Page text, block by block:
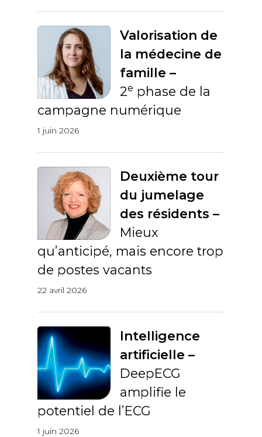
Valorisation de
la médecine de
famille –
2e phase de la
campagne numérique
1 juin 2026
Deuxième tour
du jumelage
des résidents –
Mieux
qu’anticipé, mais encore trop
de postes vacants
22 avril 2026
Intelligence
artificielle –
DeepECG
amplifie le
potentiel de l’ECG
1 juin 2026